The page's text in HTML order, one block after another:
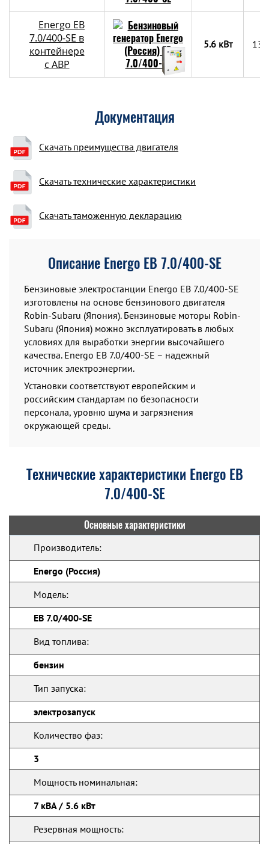
Energo EB
7.0/400-SE в
контейнере
c АВР
5.6 кВт
Документация
Скачать преимущества двигателя
Скачать технические характеристики
Скачать таможенную декларацию
Описание Energo EB 7.0/400-SE
Бензиновые электростанции Energo EB 7.0/400-SE
изготовлены на основе бензинового двигателя
Robin-Subaru (Япония). Бензиновые моторы Robin-
Subaru (Япония) можно эксплуатировать в любых
условиях для выработки энергии высочайшего
качества. Energo EB 7.0/400-SE – надежный
источник электроэнергии.
Установки соответствуют европейским и
российским стандартам по безопасности
персонала, уровню шума и загрязнения
окружающей среды.
Технические характеристики Energo EB
7.0/400-SE
Основные характеристики
Производитель:
Energo (Россия)
Модель:
EB 7.0/400-SE
Вид топлива:
бензин
Тип запуска:
электрозапуск
Количество фаз:
3
Мощность номинальная:
7 кВА / 5.6 кВт
Резервная мощность: